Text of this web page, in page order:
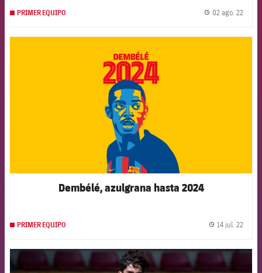
PRIMER EQUIPO 02 ago. 22
Dembélé, azulgrana hasta 2024
PRIMER EQUIPO 14 jul. 22
FCB Barcelona badge